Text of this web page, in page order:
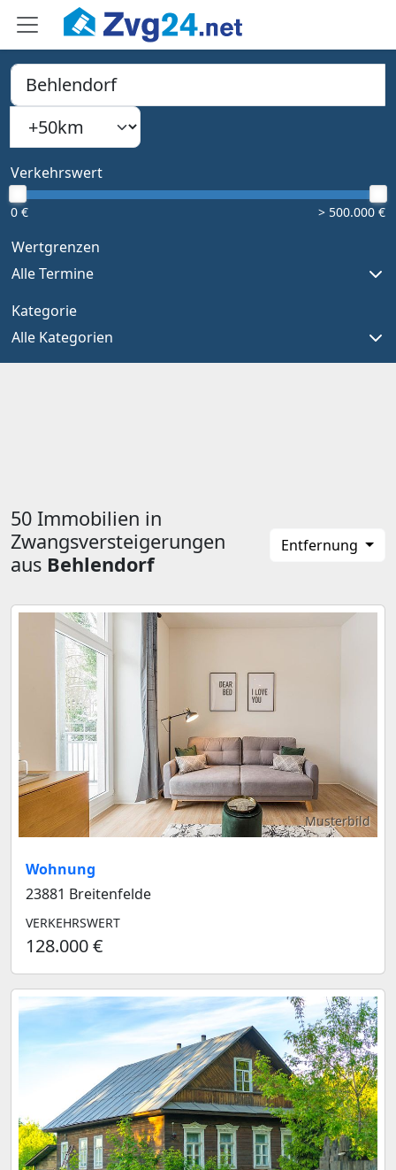
PLZ, Ort oder Bundesland
Type 1 or more characters for results.
Suchradius
Verkehrswert
0 € > 500.000 €
Wertgrenzen
Alle Termine
Kategorie
Alle Kategorien
50 Immobilien in
Zwangsversteigerungen
aus Behlendorf
Entfernung
Musterbild
Wohnung
23881 Breitenfelde
VERKEHRSWERT
128.000 €